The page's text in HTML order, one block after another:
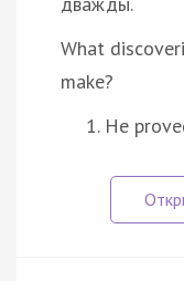
What
make?
He